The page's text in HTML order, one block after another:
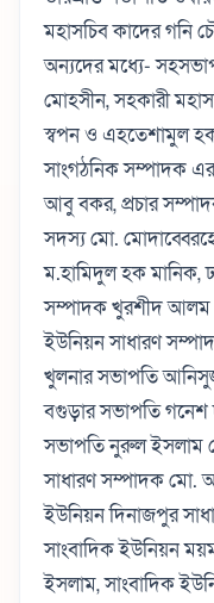
মহাসচিব কাদের গনি
অন্যদের মধ্যে-
মোহসীন, সহকারী
স্বপন ও এহতেশামুল
সাংগঠনিক সম্পাদক
আবু বকর, প্রচার
সদস্য মো.
ম.হামিদুল হক মানিক,
সম্পাদক খুরশীদ আলম
ইউনিয়ন সাধারণ
খুলনার সভাপতি
বগুড়ার সভাপতি গনেশ
সভাপতি নুরুল ইসলাম
সাধারণ সম্পাদক মো.
ইউনিয়ন দিনাজপুর
সাংবাদিক ইউনিয়ন
ইসলাম, সাংবাদিক